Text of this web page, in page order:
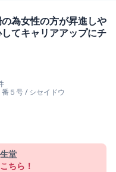
為女性の方が昇進しや
てキャリアアップにチ
５号/シセイドウ
堂
ちら！